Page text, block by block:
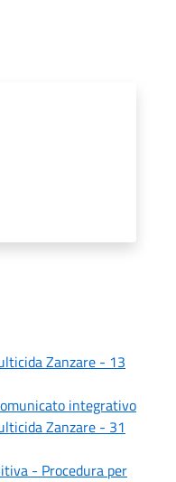
Zanzare - 13
integrativo
Zanzare - 31
- Procedura per